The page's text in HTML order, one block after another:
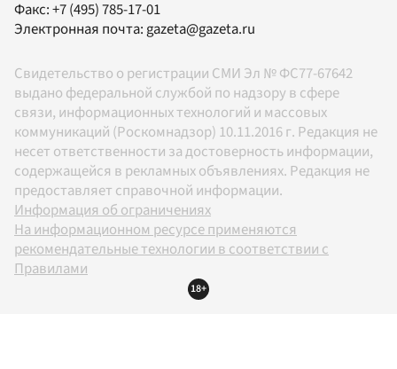
Факс:+7 (495) 785-17-01
Электронная почта: gazeta@gazeta.ru
Свидетельство о регистрации СМИ Эл № ФС77-67642
выдано федеральной службой по надзору в сфере
связи, информационных технологий и массовых
коммуникаций (Роскомнадзор) 10.11.2016 г. Редакция не
несет ответственности за достоверность информации,
содержащейся в рекламных объявлениях. Редакция не
предоставляет справочной информации.
Информация об ограничениях
На информационном ресурсе применяются
рекомендательные технологии в соответствии с
Правилами
18+